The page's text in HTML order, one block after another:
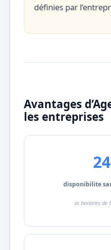
définies par
Avantages
les entreprises
disponibilite
vs horaires de